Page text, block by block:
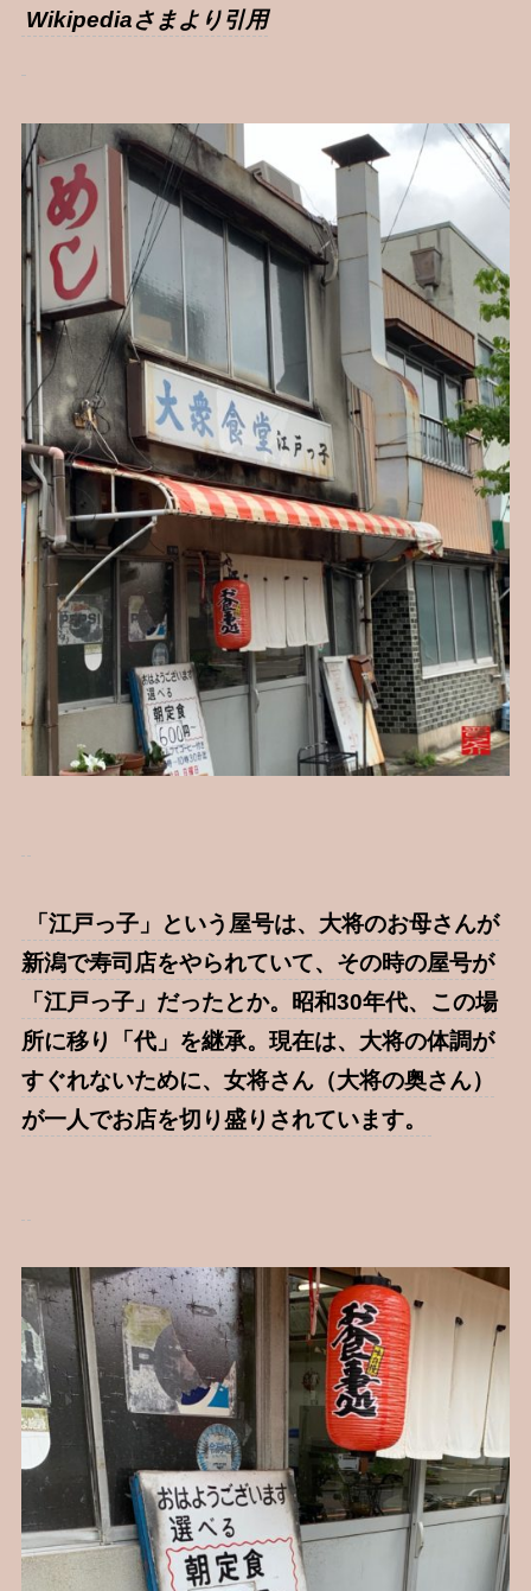
Wikipediaさまより引用
「江戸っ子」という屋号は、大将のお母さんが
新潟で寿司店をやられていて、その時の屋号が
「江戸っ子」だったとか。昭和30年代、この場
所に移り「代」を継承。現在は、大将の体調が
すぐれないために、女将さん（大将の奥さん）
が一人でお店を切り盛りされています。